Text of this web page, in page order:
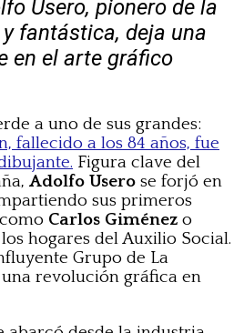
Usero, pionero de la
fantástica, deja una
en el arte gráfico
a uno de sus grandes:
fallecido a los 84 años, fue
Figura clave del
Adolfo Usero se forjó en
sus primeros
Carlos Giménez o
hogares del Auxilio Social.
Grupo de La
revolución gráfica en